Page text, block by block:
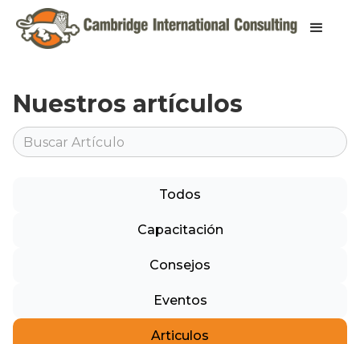
Nuestros artículos
Todos
Capacitación
Consejos
Eventos
Articulos